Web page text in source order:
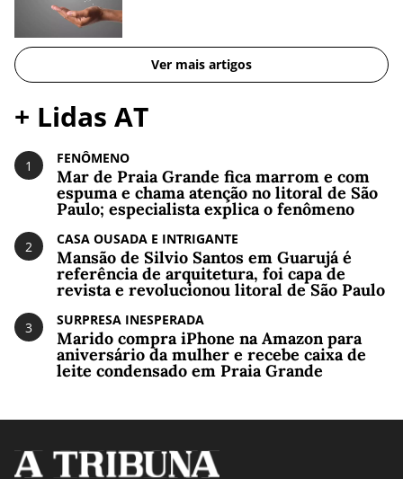
Ver mais artigos
+ Lidas AT
1 FENÔMENO
Mar de Praia Grande fica marrom e com
espuma e chama atenção no litoral de São
Paulo; especialista explica o fenômeno
2 CASA OUSADA E INTRIGANTE
Mansão de Silvio Santos em Guarujá é
referência de arquitetura, foi capa de
revista e revolucionou litoral de São Paulo
3 SURPRESA INESPERADA
Marido compra iPhone na Amazon para
aniversário da mulher e recebe caixa de
leite condensado em Praia Grande